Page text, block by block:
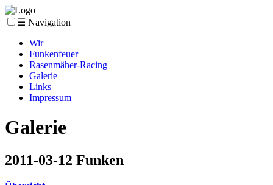
☰ Navigation
Wir
Funkenfeuer
Rasenmäher-Racing
Galerie
Links
Impressum
Galerie
2011-03-12 Funken